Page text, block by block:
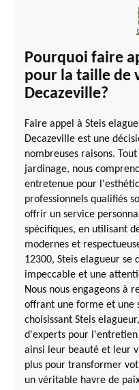
Pourquoi faire
pour la taille de
Decazeville?
Faire appel à Steis
Decazeville est une
nombreuses raisons.
jardinage, nous
entretenue pour
professionnels qualifiés
offrir un service
spécifiques, en utilisant
modernes et
12300, Steis elagueur se
impeccable et une
Nous nous engageons à
offrant une forme et une
choisissant Steis
d'experts pour
ainsi leur beauté et leur
plus pour transformer
un véritable havre de